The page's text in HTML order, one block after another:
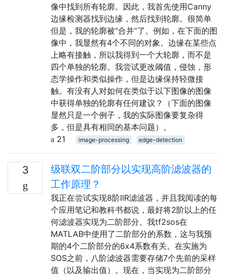
像中找到所有轮廓。因此，我首先使用Canny
边缘检测器找到边缘，然后找到轮廓。很简单
但是，我的轮廓被“合并”了。例如，在下面的图
像中，我显然有4个不同的对象。边缘在某些点
上略有接触，所以我得到一个大轮廓，而不是
四个单独的轮廓。我尝试更改阈值，侵蚀，形
态学操作和类似操作，但是边缘保持轻微接
触。有没有人对如何在类似于以下图像的图像
中获得单独的轮廓有任何建议？（下面的图像
显然只是一个例子，我的实际图像要复杂得
多，但是具有相同的基本问题）。
21
image-processing edge-detection
3
级联双二阶部分以实现高阶滤波器的
工作原理？
我正在尝试实现8阶IIR滤波器，并且我阅读的每
个应用笔记和教科书都说，最好将2阶以上的任
何滤波器实现为二阶部分。我tf2sos在
MATLAB中使用了二阶部分的系数，这与我预
期的4个二阶部分的6x4系数有关。在实施为
SOS之前，八阶滤波器需要存储7个先前的采样
值（以及输出值）。现在，当实现为二阶部分